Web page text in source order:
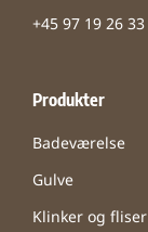
+45 97 19 26 33
Produkter
Badeværelse
Gulve
Klinker og fliser